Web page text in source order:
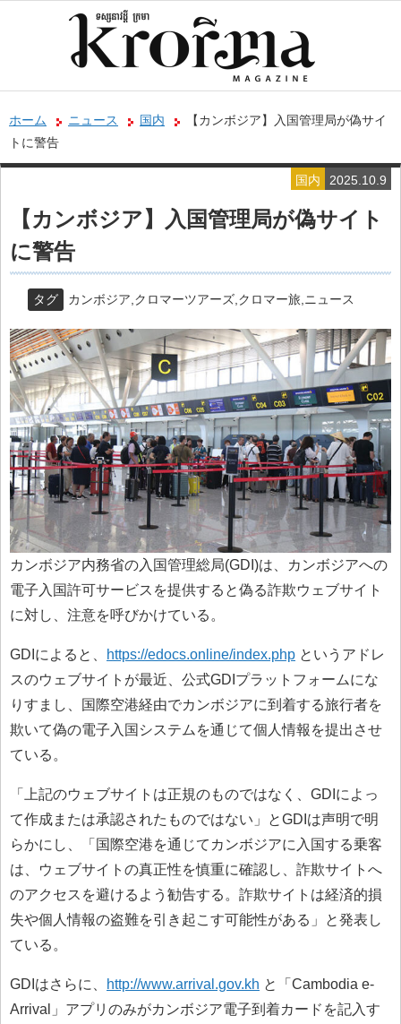
ホーム ニュース 国内
【カンボジア】入国管理局が偽サイ
トに警告
2025.10.9
国内
【カンボジア】入国管理局が偽サイト
に警告
タグ カンボジア クロマーツアーズ クロマー旅 ニュース
カンボジア内務省の入国管理総局(GDI)は、カンボジアへの
電子入国許可サービスを提供すると偽る詐欺ウェブサイト
に対し、注意を呼びかけている。
GDIによると、 https://edocs.online/index.php というアドレ
スのウェブサイトが最近、公式GDIプラットフォームにな
りすまし、国際空港経由でカンボジアに到着する旅行者を
欺いて偽の電子入国システムを通じて個人情報を提出させ
ている。
「上記のウェブサイトは正規のものではなく、GDIによっ
て作成または承認されたものではない」とGDIは声明で明
らかにし、「国際空港を通じてカンボジアに入国する乗客
は、ウェブサイトの真正性を慎重に確認し、詐欺サイトへ
のアクセスを避けるよう勧告する。詐欺サイトは経済的損
失や個人情報の盗難を引き起こす可能性がある」と発表し
ている。
GDIはさらに、 http://www.arrival.gov.kh と「Cambodia e-
Arrival」アプリのみがカンボジア電子到着カードを記入す